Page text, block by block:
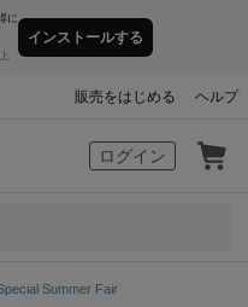
に
インストールする
販売をはじめる ヘルプ
ログイン
Summer Fair